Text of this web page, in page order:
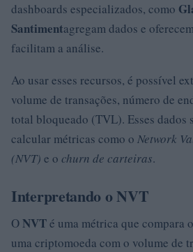
dashboards especializados, como
Santimentagregam dados e
facilitam a análise.
Ao usar esses recursos, é possível
volume de transações, número de
total bloqueado (TVL). Esses dados
calcular métricas como o Network
(NVT) e o churn de carteiras.
Interpretando o NVT
ONVTé uma métrica que compara
uma criptomoeda com o volume de